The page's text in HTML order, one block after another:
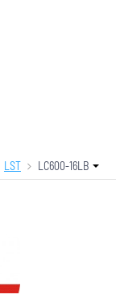
LST LC600-16LB